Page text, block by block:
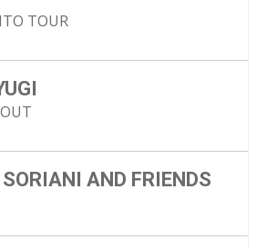
TOUR
AND FRIENDS